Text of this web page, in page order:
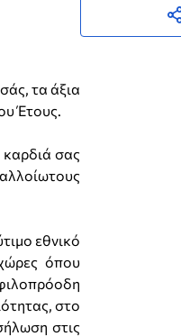
τα άξια
Έτους.
καρδιά σας
εθνικό
όπου
στο
στις